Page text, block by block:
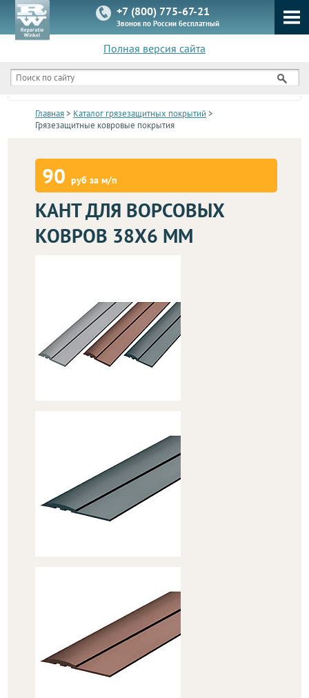
+7 (800) 775-67-21
Звонок по России бесплатный
Полная версия сайта
КАТАЛОГ
Главная> Каталог грязезащитных покрытий >
Грязезащитные ковровые покрытия
90руб за м/п
КАНТ ДЛЯ ВОРСОВЫХ
КОВРОВ 38Х6 ММ